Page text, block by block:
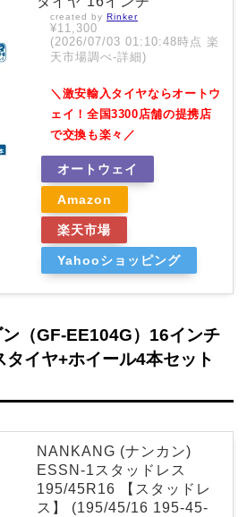
created by Rinker
¥11,300
(2026/07/03 01:10:48時点 楽
天市場調べ-詳細)
＼激安輸入タイヤならオートウ
ェイ！全国3300店舗の提携店
で交換も楽々／
オートウェイ
Amazon
楽天市場
Yahooショッピング
（GF-EE104G）16インチ
イヤ+ホイール4本セット
NANKANG (ナンカン)
ESSN-1スタッドレス
195/45R16 【スタッドレ
ス】 (195/45/16 195-45-